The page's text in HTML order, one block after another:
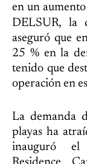
en un
DELSUR, la
aseguró que
25 % en la
tenido que
operación en
La demanda
playas ha
inauguró el